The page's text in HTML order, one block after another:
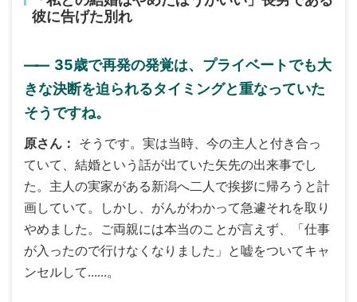
彼に告げた別れ
―― 35歳で再発の発覚は、プライベートでも大
きな決断を迫られるタイミングと重なっていた
そうですね。
原さん
そうです。実は当時、今の主人と付き合っ
ていて、結婚という話が出ていた矢先の出来事でし
た。主人の実家がある新潟へ二人で挨拶に帰ろうと計
画していて。しかし、がんがわかって急遽それを取り
やめました。ご両親には本当のことが言えず、「仕事
が入ったので行けなくなりました」と嘘をついてキャ
ンセルして......。